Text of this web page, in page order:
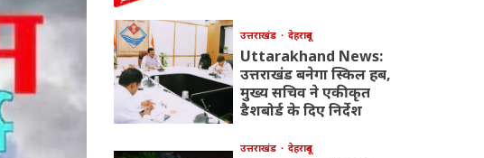
उत्तराखंड देहरादून
Uttarakhand News:
उत्तराखंड बनेगा स्किल हब,
मुख्य सचिव ने एकीकृत
डैशबोर्ड के दिए निर्देश
उत्तराखंड देहरादून